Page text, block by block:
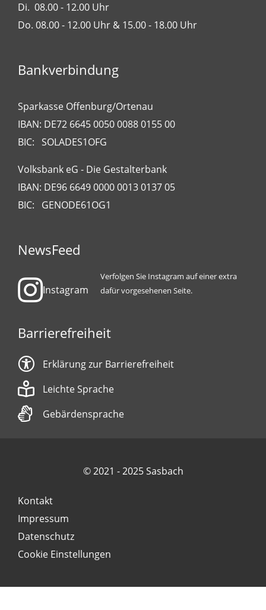
Di. 08.00 - 12.00 Uhr
Do. 08.00 - 12.00 Uhr & 15.00 - 18.00 Uhr
Bankverbindung
Sparkasse Offenburg/Ortenau
IBAN: DE72 6645 0050 0088 0155 00
BIC: SOLADES1OFG
Volksbank eG - Die Gestalterbank
IBAN: DE96 6649 0000 0013 0137 05
BIC: GENODE61OG1
NewsFeed
Instagram
Verfolgen Sie Instagram auf einer extra
dafür vorgesehenen Seite.
Barrierefreiheit
Erklärung zur Barrierefreiheit
Leichte Sprache
Gebärdensprache
© 2021 - 2025 Sasbach
Kontakt
Impressum
Datenschutz
Cookie Einstellungen